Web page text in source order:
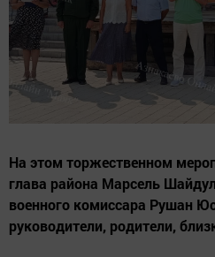
На этом торжественном
глава района Марсель
военного комиссара Рушан
руководители, родители,